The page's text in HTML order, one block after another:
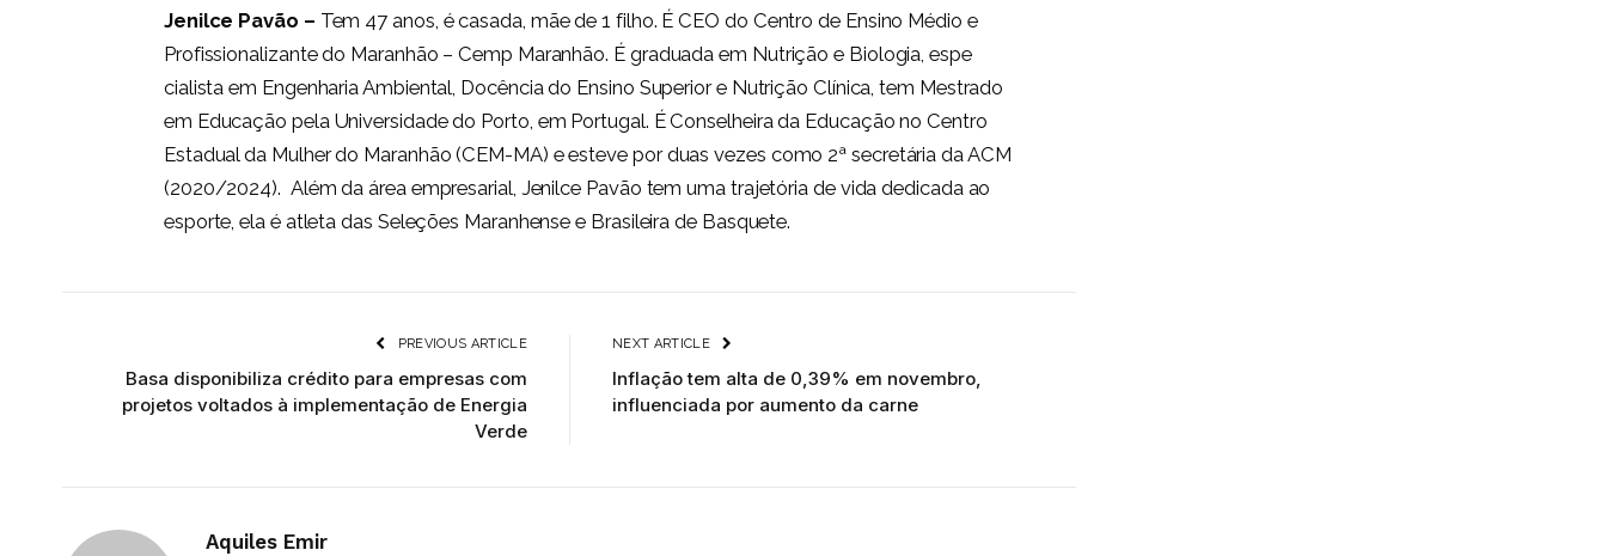
Jenilce Pavão – Tem 47 anos, é casada, mãe de 1 filho. É CEO do Centro de Ensino Médio e
Profissionalizante do Maranhão – Cemp Maranhão. É graduada em Nutrição e Biologia, espe
cialista em Engenharia Ambiental, Docência do Ensino Superior e Nutrição Clínica, tem Mestrado
em Educação pela Universidade do Porto, em Portugal. É Conselheira da Educação no Centro
Estadual da Mulher do Maranhão (CEM-MA) e esteve por duas vezes como 2ª secretária da ACM
(2020/2024). Além da área empresarial, Jenilce Pavão tem uma trajetória de vida dedicada ao
esporte, ela é atleta das Seleções Maranhense e Brasileira de Basquete.
PREVIOUS ARTICLE
Basa disponibiliza crédito para empresas com
projetos voltados à implementação de Energia
Verde
NEXT ARTICLE
Inflação tem alta de 0,39% em novembro,
influenciada por aumento da carne
Aquiles Emir